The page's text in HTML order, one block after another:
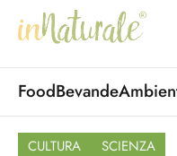
FoodBevande
CULTURA SCIENZA